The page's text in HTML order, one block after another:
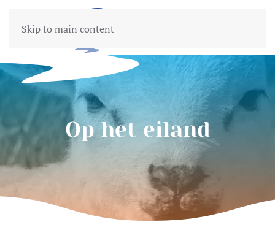
Skip to main content
Op het eiland